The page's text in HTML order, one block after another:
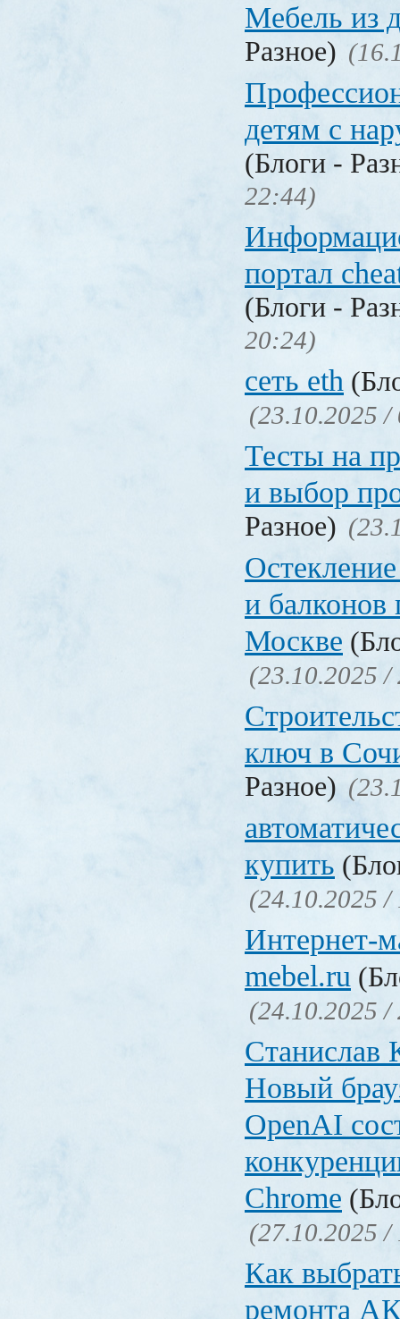
Мебель из
Разное)
детям с
(Блоги -
22:44)
портал
(Блоги -
20:24)
сеть eth
(23.10.2025 /
Тесты на
и выбор
Разное)
и
Москве
(23.10.2025 /
ключ в
Разное)
купить
(24.10.2025 /
Интернет-
mebel.ru
(24.10.2025 /
Станислав
Новый
OpenAI
Chrome
(27.10.2025 /
Как
ремонта